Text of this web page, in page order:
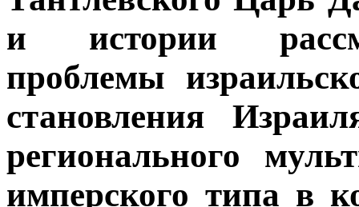
и истории
проблемы
становления
регионального
имперского типа в